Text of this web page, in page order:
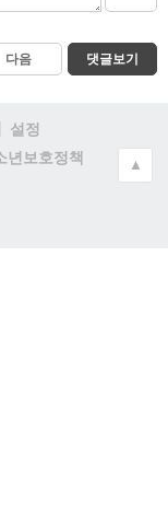
다음 댓글보기
설정
년보호정책
▲